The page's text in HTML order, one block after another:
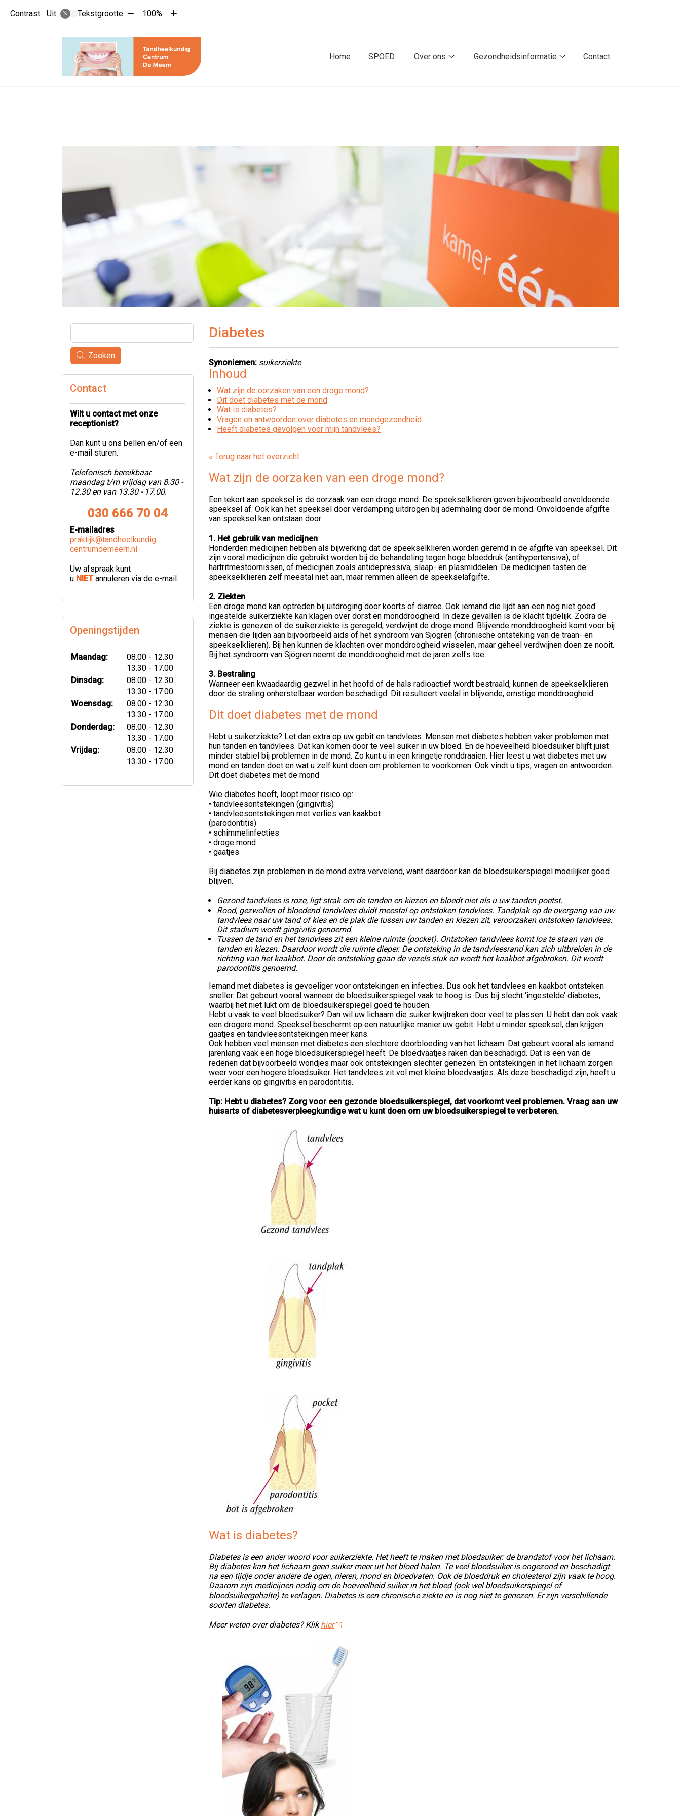
Contrast Uit Tekstgrootte Tekst100%
Tekst
10%
Home SPOED
Over ons
Gezondheidsinformatie
Contact
Diabetes
Synoniemen: suikerziekte
Inhoud
Wat zijn de oorzaken van een droge mond?
Dit doet diabetes met de mond
Wat is diabetes?
Vragen en antwoorden over diabetes en mondgezondheid
Heeft diabetes gevolgen voor mijn tandvlees?
« Terug naar het overzicht
Wat zijn de oorzaken van een droge mond?
Een tekort aan speeksel is de oorzaak van een droge mond. De speekselklieren geven bijvoorbeeld onvoldoende
speeksel af. Ook kan het speeksel door verdamping uitdrogen bij ademhaling door de mond. Onvoldoende afgifte
van speeksel kan ontstaan door:
1. Het gebruik van medicijnen
Honderden medicijnen hebben als bijwerking dat de speekselklieren worden geremd in de afgifte van speeksel. Dit
zijn vooral medicijnen die gebruikt worden bij de behandeling tegen hoge bloeddruk (antihypertensiva), of
hartritmestoornissen, of medicijnen zoals antidepressiva, slaap- en plasmiddelen. De medicijnen tasten de
speekselklieren zelf meestal niet aan, maar remmen alleen de speekselafgifte.
2. Ziekten
Een droge mond kan optreden bij uitdroging door koorts of diarree. Ook iemand die lijdt aan een nog niet goed
ingestelde suikerziekte kan klagen over dorst en monddroogheid. In deze gevallen is de klacht tijdelijk. Zodra de
ziekte is genezen of de suikerziekte is geregeld, verdwijnt de droge mond. Blijvende monddroogheid komt voor bij
mensen die lijden aan bijvoorbeeld aids of het syndroom van Sjögren (chronische ontsteking van de traan- en
speekselklieren). Bij hen kunnen de klachten over monddroogheid wisselen, maar geheel verdwijnen doen ze nooit.
Bij het syndroom van Sjögren neemt de monddroogheid met de jaren zelfs toe.
3. Bestraling
Wanneer een kwaadaardig gezwel in het hoofd of de hals radioactief wordt bestraald, kunnen de speekselklieren
door de straling onherstelbaar worden beschadigd. Dit resulteert veelal in blijvende, ernstige monddroogheid.
Dit doet diabetes met de mond
Hebt u suikerziekte? Let dan extra op uw gebit en tandvlees. Mensen met diabetes hebben vaker problemen met
hun tanden en tandvlees. Dat kan komen door te veel suiker in uw bloed. En de hoeveelheid bloedsuiker blijft juist
minder stabiel bij problemen in de mond. Zo kunt u in een kringetje ronddraaien. Hier leest u wat diabetes met uw
mond en tanden doet en wat u zelf kunt doen om problemen te voorkomen. Ook vindt u tips, vragen en antwoorden.
Dit doet diabetes met de mond
Wie diabetes heeft, loopt meer risico op:
• tandvleesontstekingen (gingivitis)
• tandvleesontstekingen met verlies van kaakbot
(parodontitis)
• schimmelinfecties
• droge mond
• gaatjes
Bij diabetes zijn problemen in de mond extra vervelend, want daardoor kan de bloedsuikerspiegel moeilijker goed
blijven.
Gezond tandvlees is roze, ligt strak om de tanden en kiezen en bloedt niet als u uw tanden poetst.
Rood, gezwollen of bloedend tandvlees duidt meestal op ontstoken tandvlees. Tandplak op de overgang van uw
tandvlees naar uw tand of kies en de plak die tussen uw tanden en kiezen zit, veroorzaken ontstoken tandvlees.
Dit stadium wordt gingivitis genoemd.
Tussen de tand en het tandvlees zit een kleine ruimte (pocket). Ontstoken tandvlees komt los te staan van de
tanden en kiezen. Daardoor wordt die ruimte dieper. De ontsteking in de tandvleesrand kan zich uitbreiden in de
richting van het kaakbot. Door de ontsteking gaan de vezels stuk en wordt het kaakbot afgebroken. Dit wordt
parodontitis genoemd.
Iemand met diabetes is gevoeliger voor ontstekingen en infecties. Dus ook het tandvlees en kaakbot ontsteken
sneller. Dat gebeurt vooral wanneer de bloedsuikerspiegel vaak te hoog is. Dus bij slecht ‘ingestelde’ diabetes,
waarbij het niet lukt om de bloedsuikerspiegel goed te houden.
Hebt u vaak te veel bloedsuiker? Dan wil uw lichaam die suiker kwijtraken door veel te plassen. U hebt dan ook vaak
een drogere mond. Speeksel beschermt op een natuurlijke manier uw gebit. Hebt u minder speeksel, dan krijgen
gaatjes en tandvleesontstekingen meer kans.
Ook hebben veel mensen met diabetes een slechtere doorbloeding van het lichaam. Dat gebeurt vooral als iemand
jarenlang vaak een hoge bloedsuikerspiegel heeft. De bloedvaatjes raken dan beschadigd. Dat is een van de
redenen dat bijvoorbeeld wondjes maar ook ontstekingen slechter genezen. En ontstekingen in het lichaam zorgen
weer voor een hogere bloedsuiker. Het tandvlees zit vol met kleine bloedvaatjes. Als deze beschadigd zijn, heeft u
eerder kans op gingivitis en parodontitis.
Tip: Hebt u diabetes? Zorg voor een gezonde bloedsuikerspiegel, dat voorkomt veel problemen. Vraag aan uw
huisarts of diabetesverpleegkundige wat u kunt doen om uw bloedsuikerspiegel te verbeteren.
Wat is diabetes?
Diabetes is een ander woord voor suikerziekte. Het heeft te maken met bloedsuiker: de brandstof voor het lichaam.
Bij diabetes kan het lichaam geen suiker meer uit het bloed halen. Te veel bloedsuiker is ongezond en beschadigt
na een tijdje onder andere de ogen, nieren, mond en bloedvaten. Ook de bloeddruk en cholesterol zijn vaak te hoog.
Daarom zijn medicijnen nodig om de hoeveelheid suiker in het bloed (ook wel bloedsuikerspiegel of
bloedsuikergehalte) te verlagen. Diabetes is een chronische ziekte en is nog niet te genezen. Er zijn verschillende
soorten diabetes.
Meer weten over diabetes? Klikhier
Zoeken
Contact
Wilt u contact met onze
receptionist?
Dan kunt u ons bellen en/of een
e-mail sturen.
Telefonisch bereikbaar
maandag t/m vrijdag van 8.30 -
12.30 en van 13.30 - 17.00.
030 666 70 04
E-mailadres
praktijk@tandheelkundig
centrumdemeern.nl
Uw afspraak kunt
u NIETannuleren via de e-mail.
Openingstijden
Maandag: 08.00 tot
- 12.30
13.30 tot
- 17.00
Dinsdag:
08.00 tot
- 12.30
13.30 tot
- 17.00
Woensdag:
08.00 tot
- 12.30
13.30 tot
- 17.00
Donderdag:
08.00 tot
- 12.30
13.30 tot
- 17.00
Vrijdag:
08.00 tot
- 12.30
13.30 tot
- 17.00